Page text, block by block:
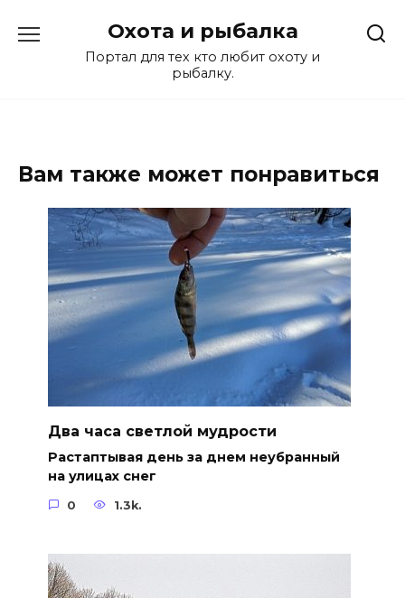
содержанию
Охота и рыбалка
Портал для тех кто любит охоту и
рыбалку.
Вам также может понравиться
Два часа светлой мудрости
Растаптывая день за днем неубранный
на улицах снег
0 1.3k.